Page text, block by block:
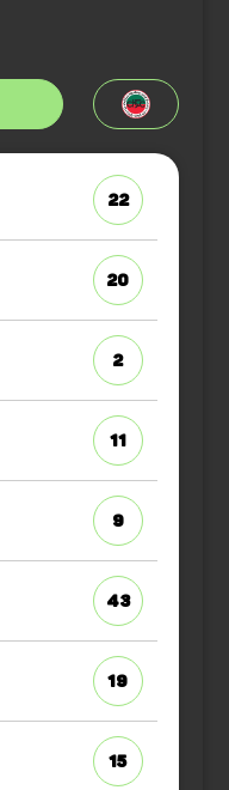
22
20
2
11
9
43
19
15